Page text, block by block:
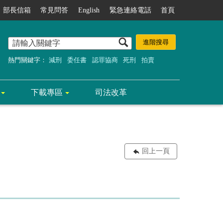
部長信箱 常見問答 English 緊急連絡電話 首頁
熱門關鍵字： 減刑 委任書 認罪協商 死刑 拍賣
下載專區 司法改革
回上一頁